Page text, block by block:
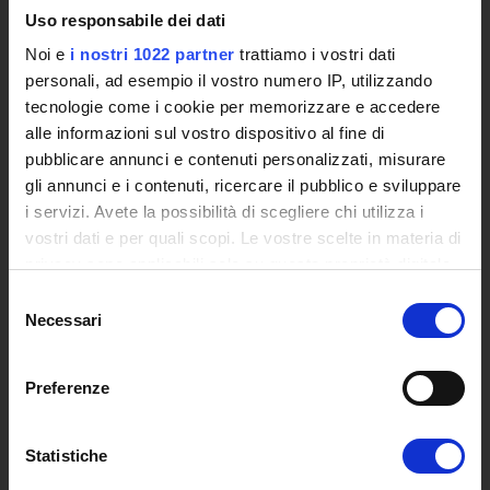
Uso responsabile dei dati
Noi e i nostri 1022 partner trattiamo i vostri dati
personali, ad esempio il vostro numero IP, utilizzando
tecnologie come i cookie per memorizzare e accedere
alle informazioni sul vostro dispositivo al fine di
pubblicare annunci e contenuti personalizzati, misurare
gli annunci e i contenuti, ricercare il pubblico e sviluppare
i servizi. Avete la possibilità di scegliere chi utilizza i
vostri dati e per quali scopi. Le vostre scelte in materia di
modificare o revocare il proprio consenso in qualsiasi
momento dalla Dichiarazione sui cookie o facendo clic
raccogliere informazioni sulla tua posizione
geografica, con un'approssimazione di qualche
delNecessari
Preferenze
Statistiche
Eventi
Siti Istituzionali e Progetti Interuniversitari
Accesso alla Banca Dati di Segreteria Online
Posta Elettronica Certificata - PEC
Bacheca del Rettore
DIDATTICA
Corsi di Laurea
Corsi di Perfezionamento
Percorsi abilitanti di formazione iniziale degli insegnanti